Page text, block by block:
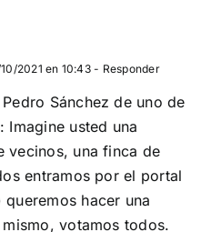
2021 en 10:43- Responder
Sánchez de uno de
Imagine usted una
vecinos, una finca de
entramos por el portal
hacer una
votamos todos.